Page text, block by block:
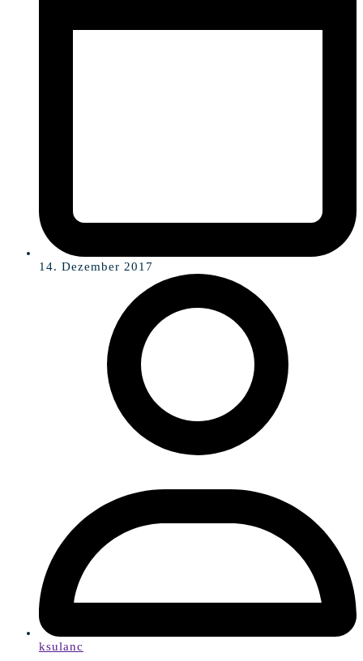
14. Dezember 2017
ksulanc